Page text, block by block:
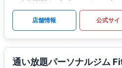
店舗情報 公式サイ
通い放題パーソナルジム